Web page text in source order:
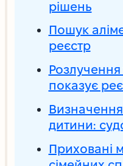
рішень
Пошук
реєстр
показує
дитини:
Приховані